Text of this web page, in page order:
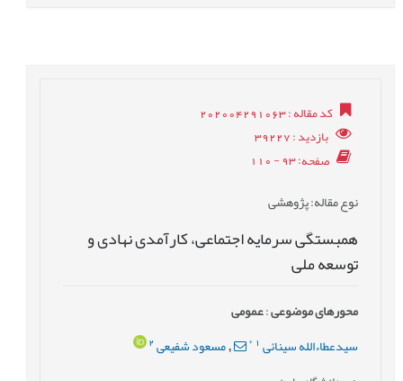
کد مقاله: 202004291063
بازدید: 39227
صفحه: 93 - 110
نوع مقاله: پژوهشی
همبستگی سرمایه اجتماعی، کارآمدی نهادی و
توسعه ملی
محورهای موضوعی:عمومى
سیدعطاءالله سینائی *
,مسعود شفیعی 2